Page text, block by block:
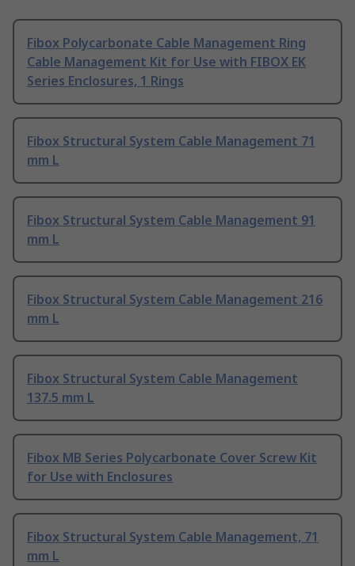
Fibox Polycarbonate Cable Management Ring
Cable Management Kit for Use with FIBOX EK
Series Enclosures, 1 Rings
Fibox Structural System Cable Management 71
mm L
Fibox Structural System Cable Management 91
mm L
Fibox Structural System Cable Management 216
mm L
Fibox Structural System Cable Management
137.5 mm L
Fibox MB Series Polycarbonate Cover Screw Kit
for Use with Enclosures
Fibox Structural System Cable Management, 71
mm L